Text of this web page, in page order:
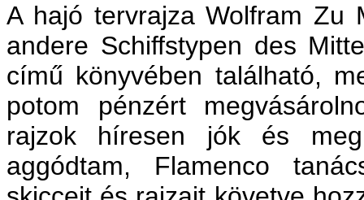
A hajó tervrajza Wolfram Zu
andere Schiffstypen des
című könyvében található,
potom pénzért
rajzok híresen jók és
aggódtam, Flamenco